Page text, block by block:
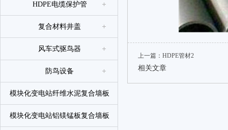
HDPE电缆保护管
复合材料井盖
风车式驱鸟器
防鸟设备
模块化变电站纤维水泥复合墙板
模块化变电站铝镁锰板复合墙板
上一篇： HDPE管材2
相关文章